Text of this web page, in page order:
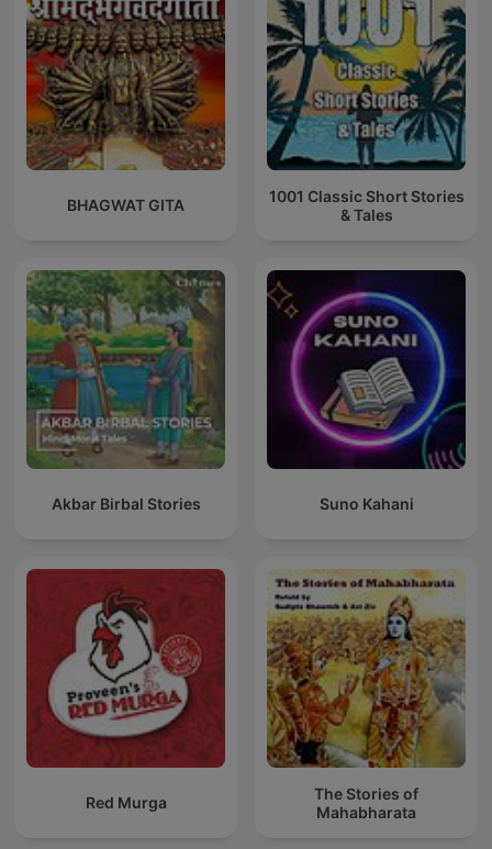
BHAGWAT GITA
1001 Classic Short Stories
& Tales
Akbar Birbal Stories Suno Kahani
Red Murga
The Stories of
Mahabharata